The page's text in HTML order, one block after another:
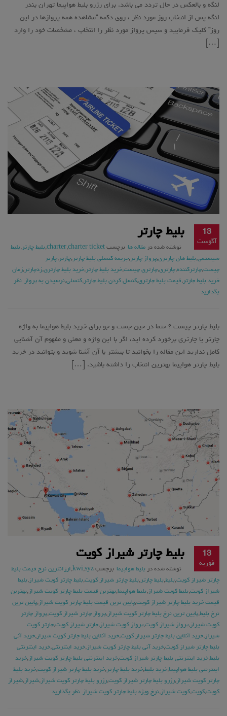
لنگه و بالعکس در حال تردد می باشد. برای رزرو بلیط هواپیما تهران بندر
لنگه پس از انتخاب روز مورد نظر ، روی دکمه “مشاهده همه پروازها در این
روز” کلیک فرمایید و سپس پرواز مورد نظر را انتخاب ، مشخصات خود را وارد
[…]
13
آگوست
بلیط چارتر
نوشته شده در مقاله ها برچسب charter,charter ticket
,بلیط چارتر ,بلیط
سیستمی,بلیط های چارتری,پرواز چارتر ,جریمه کنسلی بلیط چارتر ,چارتر ,چارتر
چیست,چارترکننده,چارتری,چارتری چیست,خرید بلیط چارتر ,خرید بلیط چارتری,زدچارتر ,زمان
خرید بلیط چارتر ,قیمت بلیط چارتری,کنسل کردن بلیط چارتر ,کنسلی,نرسیدن به پرواز
نظر
بگذارید
بلیط چارتر چیست ؟ حتما در حین جست و جو برای خرید بلیط هواپیما به واژه
چارتر یا چارتری برخورد کرده اید، اگر با این واژه و معنی و مفهوم آن آشنایی
کامل ندارید این مقاله را بخوانید تا بیشتر با آن آشنا شوید و بتوانید در خرید
بلیط چارتر هواپیما بهترین انتخاب را داشته باشید. […]
13
فوریه
بلیط چارتر شیراز کویت
نوشته شده در بلیط هواپیما برچسب kwi,syz
,ارزانترین نرخ قیمت بلیط
چارتر شیراز کویت,بلیط,بلیط چارتر ,بلیط چارتر شیراز کویت,بلیط چارتر کویت شیراز ,بلیط
شیراز کویت,بلیط کویت شیراز ,بلیط هواپیما,بهترین قیمت بلیط چارتر کویت شیراز ,بهترین
قیمت خرید بلیط چارتر شیراز کویت,پایین ترین قیمت بلیط چارتر کویت شیراز ,پایین ترین
نرخ بلیط,پایین ترین نرخ بلیط چارتر کویت شیراز ,پرواز چارتر شیراز کویت,پرواز چارتر
کویت شیراز ,پرواز شیراز کویت,پرواز کویت شیراز ,چارتر شیراز کویت,چارتر کویت
شیراز ,خرید آنلاین بلیط چارتر شیراز کویت,خرید آنلاین بلیط چارتر کویت شیراز ,خرید آنی
بلیط چارتر شیراز کویت,خرید آنی بلیط چارتر کویت شیراز ,خرید اینترنتی,خرید اینترنتی
بلیط,خرید اینترنتی بلیط چارتر شیراز کویت,خرید اینترنتی بلیط چارتر کویت شیراز ,خرید
اینترنتی بلیط هواپیما,خرید بلیط,خرید بلیط چارتر ,خرید بلیط چارتر شیراز کویت,خرید بلیط
چارتر کویت شیراز ,رزرو بلیط چارتر شیراز کویت,رزرو بلیط چارتر کویت شیراز ,شیراز ,شیراز
کویت,کویت,کویت شیراز ,نرخ ویژه بلیط چارتر کویت شیراز نظر بگذارید